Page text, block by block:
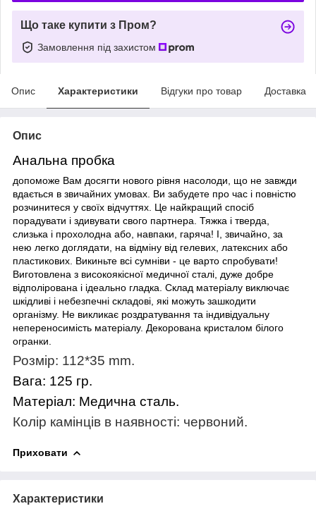
Що таке купити з Пром?
Замовлення під захистом
Опис Характеристики Відгуки про товар Доставка
Опис
Анальна пробка
допоможе Вам досягти нового рівня насолоди, що не завжди
вдається в звичайних умовах. Ви забудете про час і повністю
розчинитеся у своїх відчуттях. Це найкращий спосіб
порадувати і здивувати свого партнера. Тяжка і тверда,
слизька і прохолодна або, навпаки, гаряча! І, звичайно, за
нею легко доглядати, на відміну від гелевих, латексних або
пластикових. Викиньте всі сумніви - це варто спробувати!
Виготовлена з високоякісної медичної сталі, дуже добре
відполірована і ідеально гладка. Склад матеріалу виключає
шкідливі і небезпечні складові, які можуть зашкодити
організму. Не викликає роздратування та індивідуальну
непереносимість матеріалу. Декорована кристалом білого
огранки.
Розмір: 112*35 mm.
Вага: 125 гр.
Матеріал: Медична сталь.
Колір камінців в наявності: червоний.
Приховати
Характеристики